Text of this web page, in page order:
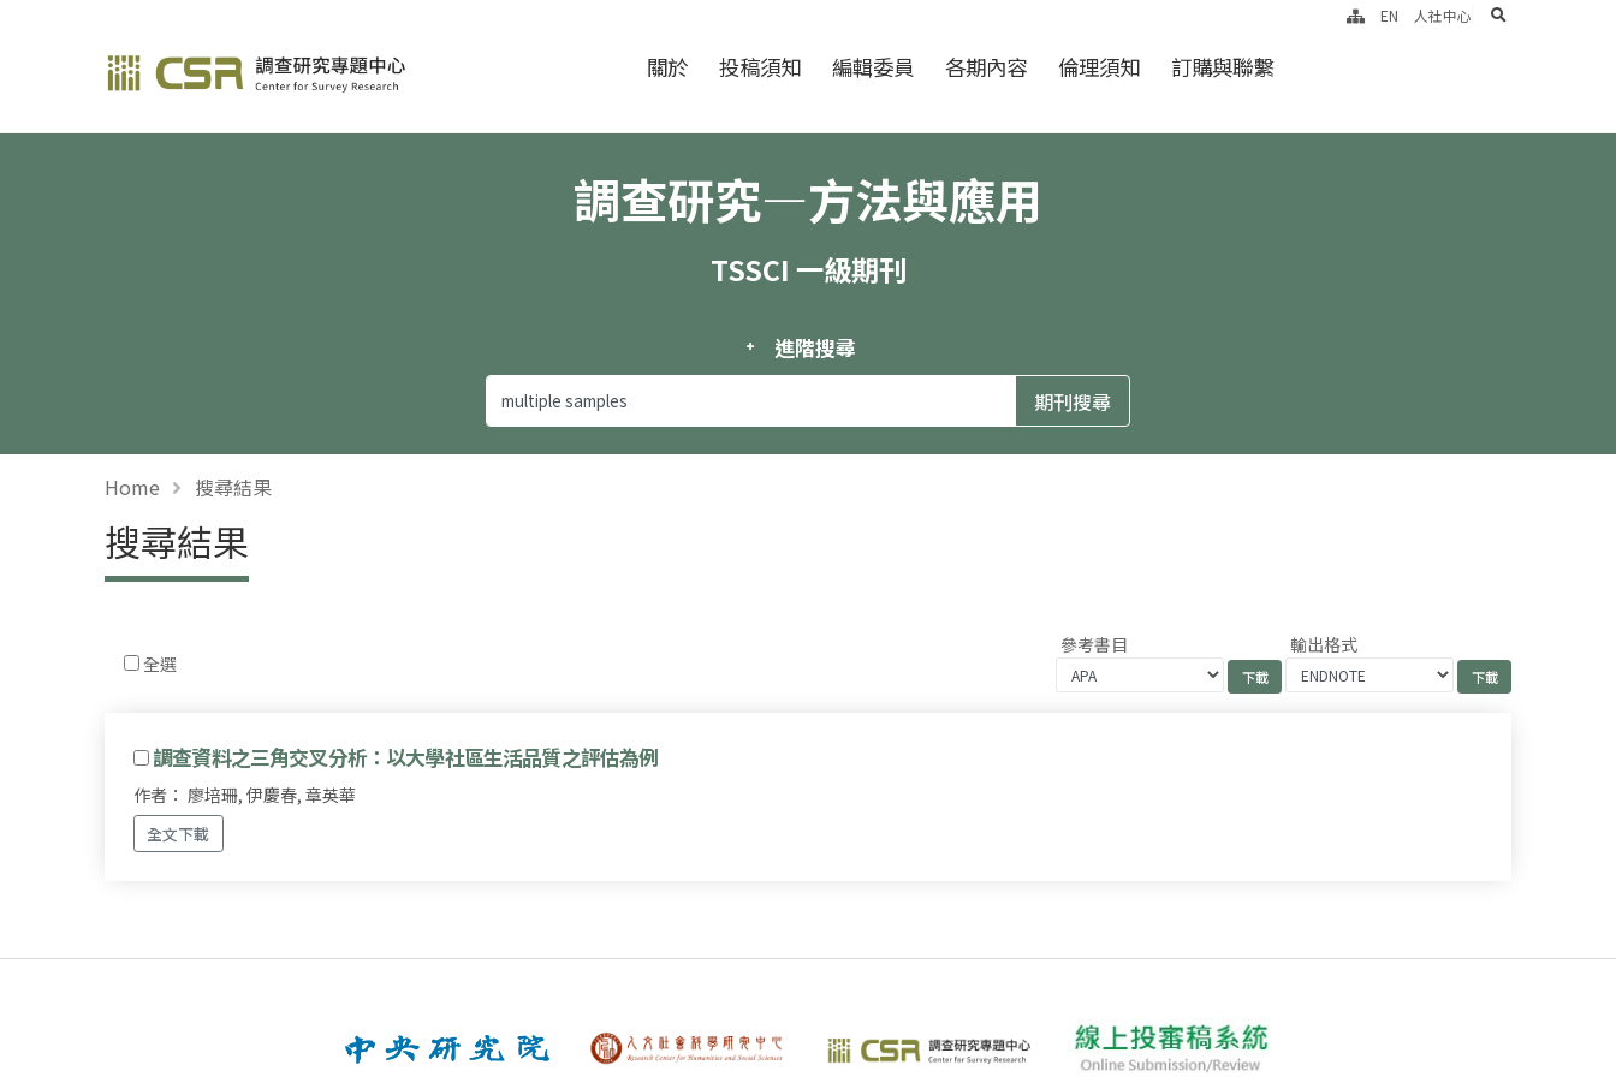
調查研究—方法與應用期刊 關於 投稿須知 編輯委員 各期內容 倫理須知 訂購與聯繫
EN 人社中心 search
調查研究—方法與應用
TSSCI 一級期刊
進階搜尋
Home 搜尋結果
搜尋結果
全選
參考書目 輸出格式
調查資料之三角交叉分析：以大學社區生活品質之評估為例
作者： 廖培珊, 伊慶春, 章英華
全文下載